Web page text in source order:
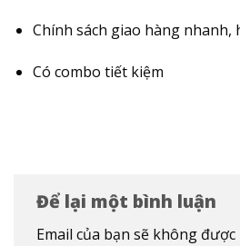
Chính sách giao hàng
Có combo tiết kiệm
Để lại một bình luận
Email của bạn sẽ không